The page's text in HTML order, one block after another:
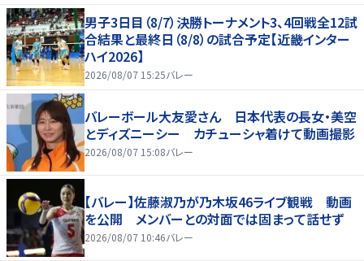
男子3日目（8/7）決勝トーナメント3、4回戦全12試
合結果と最終日（8/8）の試合予定【近畿インター
ハイ2026】
2026/08/07 15:25バレー
バレーボール大友愛さん 日本代表の長女・美空
とディズニーシー カチューシャ着けて動画撮影
2026/08/07 15:08バレー
【バレー】佐藤淑乃が乃木坂46ライブ観戦 動画
を公開 メンバーとの対面では固まって話せず
2026/08/07 10:46バレー